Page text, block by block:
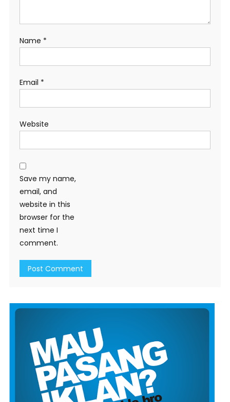
Name *
Email *
Website
Save my name,
email, and
website in this
browser for the
next time I
comment.